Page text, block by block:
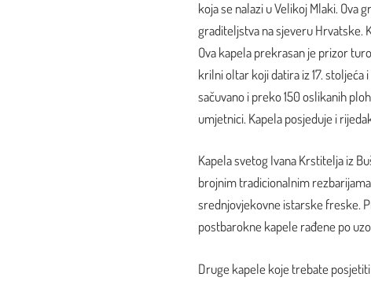
koja se nalazi u Velikoj Mlaki. Ova
graditeljstva na sjeveru Hrvatske.
Ova kapela prekrasan je prizor
krilni oltar koji datira iz 17.
sačuvano i preko 150 oslikanih
umjetnici. Kapela posjeduje i
Kapela svetog Ivana Krstitelja iz
brojnim tradicionalnim
srednjovjekovne istarske freske.
postbarokne kapele rađene po
Druge kapele koje trebate